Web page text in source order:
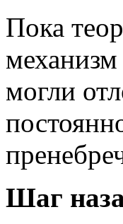
Пока
могли
Шаг